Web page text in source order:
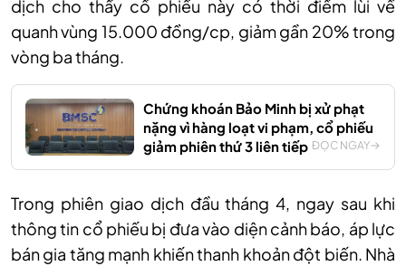
dịch cho thấy cổ phiếu này có thời điểm lùi về
quanh vùng 15.000 đồng/cp, giảm gần 20% trong
vòng ba tháng.
Chứng khoán Bảo Minh bị xử phạt
nặng vì hàng loạt vi phạm, cổ phiếu
giảm phiên thứ 3 liên tiếp ĐỌC NGAY
Trong phiên giao dịch đầu tháng 4, ngay sau khi
thông tin cổ phiếu bị đưa vào diện cảnh báo, áp lực
bán gia tăng mạnh khiến thanh khoản đột biến. Nhà